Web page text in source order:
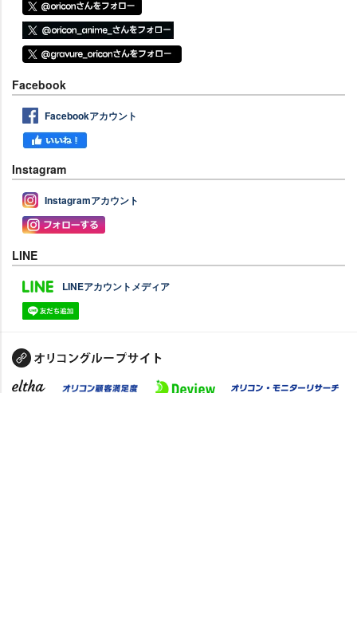
Facebook
Facebookアカウント
Instagram
Instagramアカウント
LINE
LINEアカウントメディア